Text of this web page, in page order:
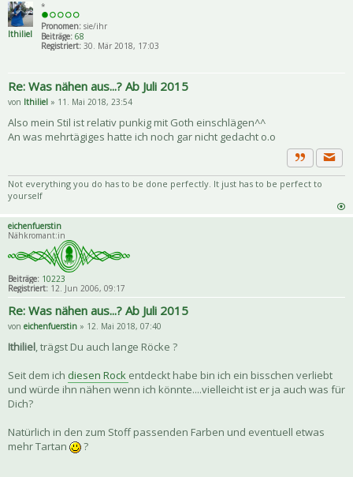
Ithiliel
*
Pronomen: sie/ihr
Beiträge: 68
Registriert: 30. Mär 2018, 17:03
Re: Was nähen aus...? Ab Juli 2015
von Ithiliel » 11. Mai 2018, 23:54
Also mein Stil ist relativ punkig mit Goth einschlägen^^
An was mehrtägiges hatte ich noch gar nicht gedacht o.o
Zitat
Not everything you do has to be done perfectly. It just has to be perfect to
yourself
eichenfuerstin
Nähkromant:in
Beiträge: 10223
Registriert: 12. Jun 2006, 09:17
Re: Was nähen aus...? Ab Juli 2015
von eichenfuerstin » 12. Mai 2018, 07:40
Ithiliel , trägst Du auch lange Röcke ?
Seit dem ich diesen Rock entdeckt habe bin ich ein bisschen verliebt
und würde ihn nähen wenn ich könnte....vielleicht ist er ja auch was für
Dich?
Natürlich in den zum Stoff passenden Farben und eventuell etwas
mehr Tartan
?